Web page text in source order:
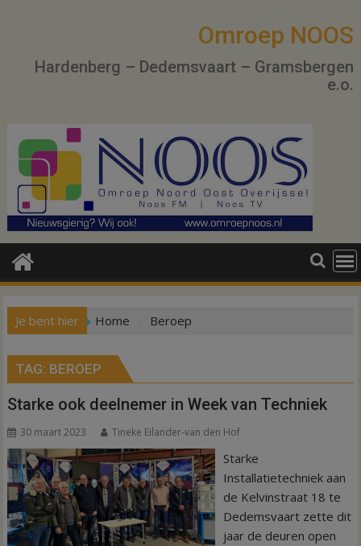
Omroep NOOS
Hardenberg – Dedemsvaart – Gramsbergen
e.o.
Je bent hier Home Beroep
TAG: BEROEP
Starke ook deelnemer in Week van Techniek
30 maart 2023 Tineke Eilander-van den Hof
Starke
Installatietechniek aan
de Kelvinstraat 18 te
Dedemsvaart zette dit
jaar de deuren open